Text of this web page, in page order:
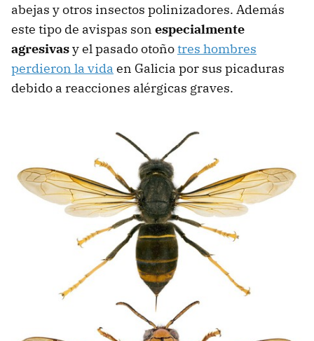
abejas y otros insectos polinizadores. Además
este tipo de avispas son especialmente
agresivasy el pasado otoñotres hombres
perdieron la vida en Galicia por sus picaduras
debido a reacciones alérgicas graves.